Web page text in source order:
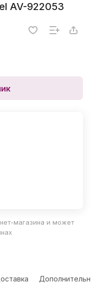
AV-922053
магазина и может